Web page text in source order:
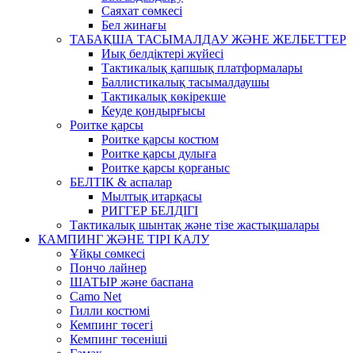
Саяхат сөмкесі
Бел жинағы
ТАБАҚША ТАСЫМАЛДАУ ЖӘНЕ ЖЕЛБЕТТЕР
Иық белдіктері жүйесі
Тактикалық қапшық платформалары
Баллистикалық тасымалдаушы
Тактикалық көкірекше
Кеуде қондырғысы
Роитке қарсы
Роитке қарсы костюм
Роитке қарсы дулыға
Роитке қарсы қорғаныс
БЕЛТІК & аспалар
Мылтық итарқасы
РИГГЕР БЕЛДІГІ
Тактикалық шынтақ және тізе жастықшалары
КАМПИНГ ЖӘНЕ ТІРІ КАЛУ
Ұйқы сөмкесі
Пончо лайнер
ШАТЫР және баспана
Camo Net
Гилли костюмі
Кемпинг төсегі
Кемпинг төсеніші